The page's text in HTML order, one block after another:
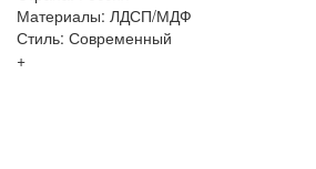
Материалы: ЛДСП/МДФ
Стиль: Современный
+